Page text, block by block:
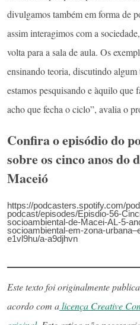
divulgamos também em forma de
assim interagimos com a
volta para a sala de aula. Os
ensinando teoria, discutindo algum
estamos pesquisando e àquilo que
acho que fecha o ciclo”, avalia o
Confira o episódio do
sobre os cinco anos do
Maceió
https://podcasters.spotify.com/
podcast/episodes/Episdio-56-
socioambiental-de-Macei-AL-5-
socioambiental-em-zona-
e1vl9hu/a-a9djhvn
Este texto foi originalmente
acordo com alicença Creative